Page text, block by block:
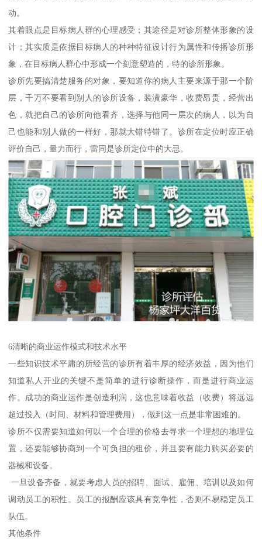
动。
其着眼点是目标病人群的心理感受；其途径是对诊所整体形象的设
计；其实质是依据目标病人的种种特征设计行为属性和传播诊所形
象，在目标病人群心中形成一个刻意塑造的，特的诊所形象。
诊所先要搞清楚服务的对象，要知道你的病人主要来源于那一个阶
层，千万不要看到别人的诊所设备，装潢豪华，收费昂贵，经营出
色，就把自己的诊所向他看齐，选择与他同一层次的病人，以为自
己也能和别人做的一样好，那就大错特错了。诊所在定位时应正确
评价自己，量力而行，雷同是诊所定位中的大忌。
6清晰的商业运作模式和技术水平
一些知识技术平庸的所经营的诊所有着丰厚的经济效益，因为他们
知道私人开业的关键不是简单的进行诊断操作，而是进行商业运
作。成功的商业运作是创造利润，这也意味着收益（收费）将远远
超过投入（时间、材料和管理费用），做到这一点是非常困难的。
诊所不仅需要知道如何以一个合理的价格去寻求一个理想的地理位
置，还要能够协商到一个可负担的租价，并且要有能力购买必要的
器械和设备。
一旦设备齐备，就要考虑人员的招聘、面试、雇佣、培训以及如何
调动员工的积性。员工的报酬应该具有竞争性，否则不易稳定员工
队伍。
其他条件